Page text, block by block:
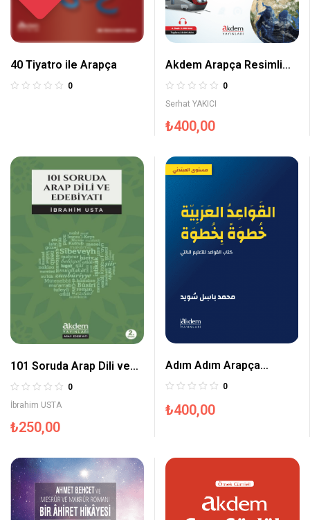
40 Tiyatro ile Arapça
0
Akdem Arapça Resimli
Sözlük
0
Serhat YAKICI
₺400,00
101 Soruda Arap Dili ve
Edebiyatı
0
İbrahim USTA
₺250,00
Adım Adım Arapça
Dilbilgisi
0
₺400,00